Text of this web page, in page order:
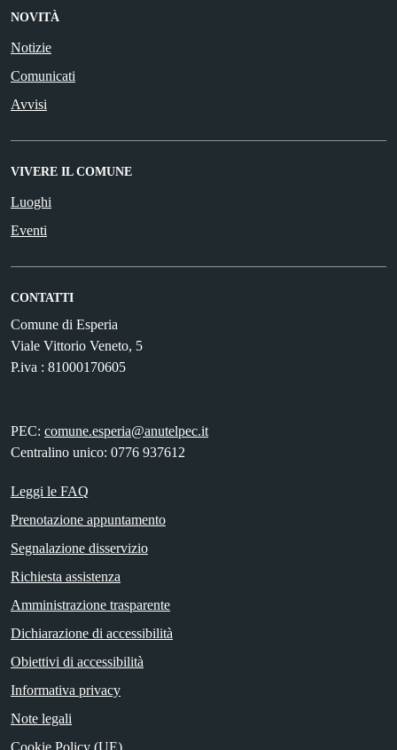
NOVITÀ
Notizie
Comunicati
Avvisi
VIVERE IL COMUNE
Luoghi
Eventi
CONTATTI
Comune di Esperia
Viale Vittorio Veneto, 5
P.iva : 81000170605
PEC: comune.esperia@anutelpec.it
Centralino unico: 0776 937612
Leggi le FAQ
Prenotazione appuntamento
Segnalazione disservizio
Richiesta assistenza
Amministrazione trasparente
Dichiarazione di accessibilità
Obiettivi di accessibilità
Informativa privacy
Note legali